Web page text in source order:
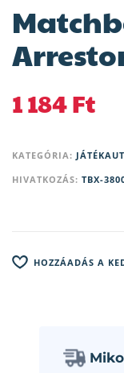
1 184Ft
KATEGÓRIA:
HIVATKOZÁS: TBX-
HOZZÁADÁS A